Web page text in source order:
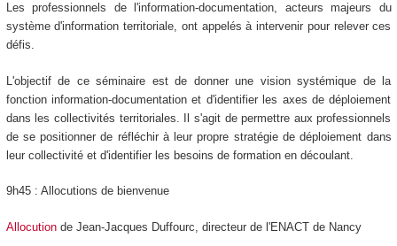
Les professionnels de l'information-documentation, acteurs majeurs du
système d'information territoriale, ont appelés à intervenir pour relever ces
défis.
L'objectif de ce séminaire est de donner une vision systémique de la
fonction information-documentation et d'identifier les axes de déploiement
dans les collectivités territoriales. Il s'agit de permettre aux professionnels
de se positionner de réfléchir à leur propre stratégie de déploiement dans
leur collectivité et d'identifier les besoins de formation en découlant.
9h45 : Allocutions de bienvenue
Allocutionde Jean-Jacques Duffourc, directeur de l'ENACT de Nancy